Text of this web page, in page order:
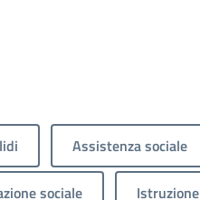
Assistenza sociale
sociale Istruzione